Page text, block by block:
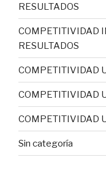
RESULTADOS
COMPETITIVIDAD
RESULTADOS
COMPETITIVIDAD
COMPETITIVIDAD
COMPETITIVIDAD
Sin categoría